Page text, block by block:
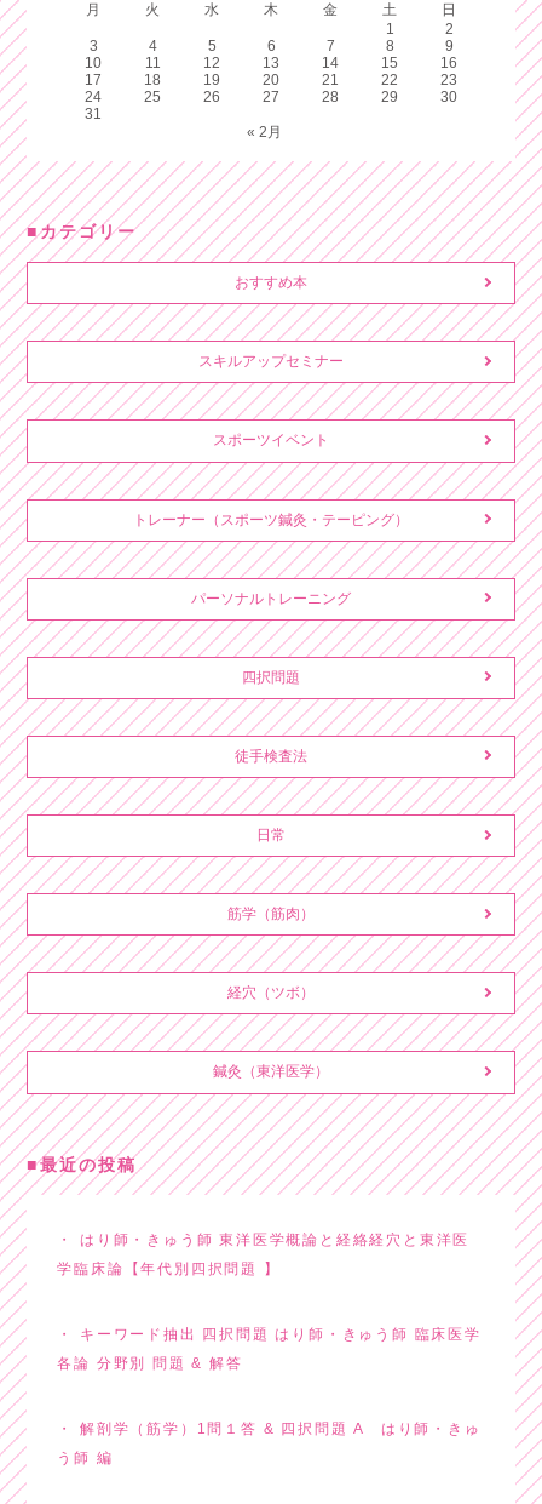
月
火 水 木 金 土
日
1
2
3
4 5 6 7 8
9
10
11 12 13 14 15
16
17
18 19 20 21 22
23
24
25 26 27 28 29
30
31
« 2月
カテゴリー
おすすめ本
スキルアップセミナー
スポーツイベント
トレーナー（スポーツ鍼灸・テーピング）
パーソナルトレーニング
四択問題
徒手検査法
日常
筋学（筋肉）
経穴（ツボ）
鍼灸（東洋医学）
最近の投稿
はり師・きゅう師 東洋医学概論と経絡経穴と東洋医
学臨床論【年代別四択問題 】
キーワード抽出 四択問題 はり師・きゅう師 臨床医学
各論 分野別 問題 & 解答
解剖学（筋学）1問１答 & 四択問題 A はり師・きゅ
う師 編